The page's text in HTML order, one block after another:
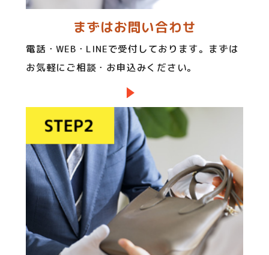
まずはお問い合わせ
電話・WEB・LINEで受付しております。まずは
お気軽にご相談・お申込みください。